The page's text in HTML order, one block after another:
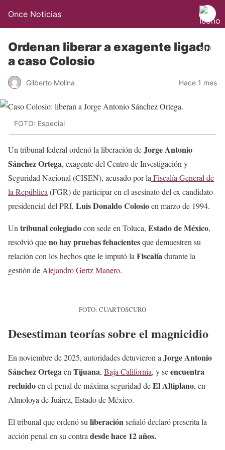
Once Noticias
Ordenan liberar a exagente ligado
a caso Colosio
Gilberto Molina Hace 1 mes
FOTO: Especial
Un tribunal federal ordenó la liberación deJorge Antonio
Sánchez Ortega, exagente del Centro de Investigación y
Seguridad Nacional (CISEN), acusado por la Fiscalía General de
la República (FGR) de participar en el asesinato del ex candidato
presidencial del PRI, Luis Donaldo Colosioen marzo de 1994.
Un tribunal colegiadocon sede en Toluca, Estado de México,
resolvió queno hay pruebas fehacientesque demuestren su
relación con los hechos que le imputó la Fiscalíadurante la
gestión de Alejandro Gertz Manero.
FOTO: CUARTOSCURO
Desestiman teorías sobre el magnicidio
En noviembre de 2025, autoridades detuvieron a Jorge Antonio
Sánchez Ortegaen Tijuana, Baja California, y seencuentra
recluidoen el penal de máxima seguridad deEl Altiplano, en
Almoloya de Juárez, Estado de México.
El tribunal que ordenó su liberaciónseñaló declaró prescrita la
acción penal en su contra desde hace 12 años.